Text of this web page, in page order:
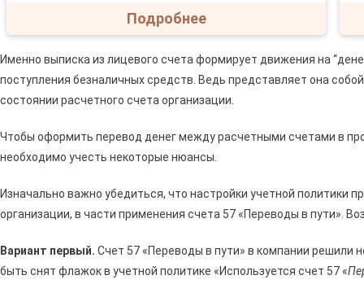
Подробнее
Именно выписка из лицевого счета формирует движения на
поступления безналичных средств. Ведь представляет она
состоянии расчетного счета организации.
Чтобы оформить перевод денег между расчетными счетами в
необходимо учесть некоторые нюансы.
Изначально важно убедиться, что настройки учетной политики
организации, в части применения счета 57 «Переводы в пути».
Вариант первый. Счет 57 «Переводы в пути» в компании решили
быть снят флажок в учетной политике «Используется счет 57 «